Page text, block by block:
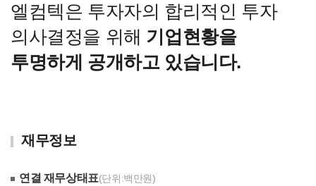
엘컴텍은 투자자의 합리적인 투자
의사결정을 위해 기업현황을
투명하게 공개하고 있습니다.
재무정보
연결 재무상태표(단위:백만원)